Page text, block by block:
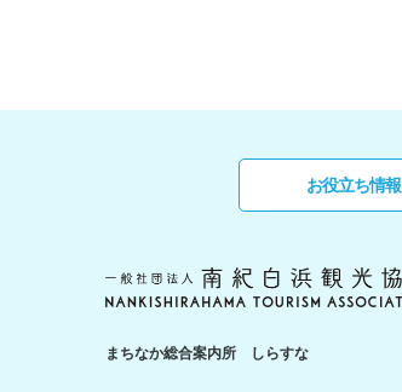
お役立ち情報
まちなか総合案内所 しらすな